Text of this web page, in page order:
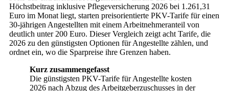
Höchstbeitrag inklusive Pflegeversicherung 2026 bei 1.261,31
Euro im Monat liegt, starten preisorientierte PKV-Tarife für einen
30-jährigen Angestellten mit einem Arbeitnehmeranteil von
deutlich unter 200 Euro. Dieser Vergleich zeigt acht Tarife, die
2026 zu den günstigsten Optionen für Angestellte zählen, und
ordnet ein, wo die Sparpreise ihre Grenzen haben.
Kurz zusammengefasst
Die günstigsten PKV-Tarife für Angestellte kosten
2026 nach Abzug des Arbeitgeberzuschusses in der